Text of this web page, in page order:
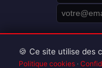
🍪 Ce site utilise des
Politique cookies ·